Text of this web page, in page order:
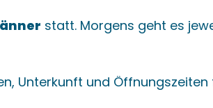
statt. Morgens geht es
Unterkunft und